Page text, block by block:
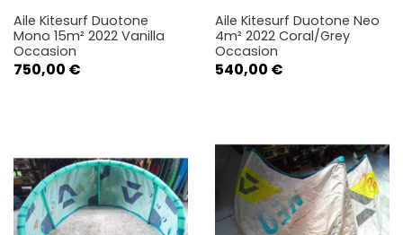
Aile Kitesurf Duotone
Mono 15m² 2022 Vanilla
Occasion
Prix
750,00 €
Aile Kitesurf Duotone Neo
4m² 2022 Coral/Grey
Occasion
Prix
540,00 €